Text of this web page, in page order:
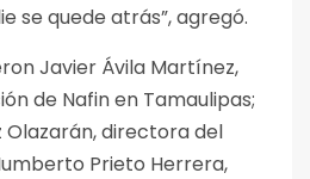
se quede atrás”, agregó.
Javier Ávila Martínez,
de Nafin en Tamaulipas;
Olazarán, directora del
Prieto Herrera,